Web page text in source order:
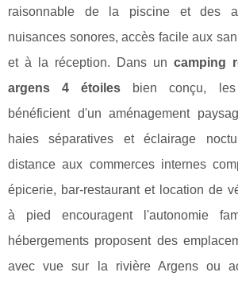
raisonnable de la piscine et des
nuisances sonores, accès facile aux
et à la réception. Dans un camping
argens 4 étoiles bien conçu, les
bénéficient d'un aménagement
haies séparatives et éclairage
distance aux commerces internes
épicerie, bar-restaurant et location de
à pied encouragent l'autonomie
hébergements proposent des
avec vue sur la rivière Argens ou